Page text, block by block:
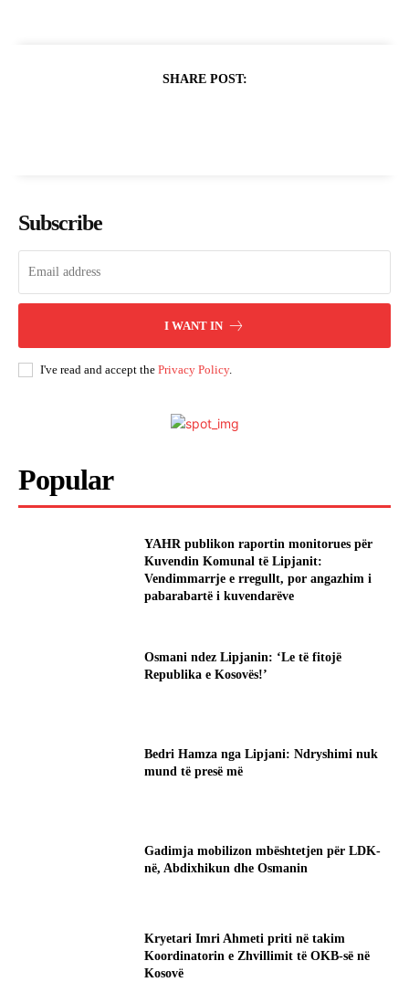
SHARE POST:
Subscribe
I WANT IN
I've read and accept the Privacy Policy.
Popular
YAHR publikon raportin monitorues për
Kuvendin Komunal të Lipjanit:
Vendimmarrje e rregullt, por angazhim i
pabarabartë i kuvendarëve
Osmani ndez Lipjanin: ‘Le të fitojë
Republika e Kosovës!’
Bedri Hamza nga Lipjani: Ndryshimi nuk
mund të presë më
Gadimja mobilizon mbështetjen për LDK-
në, Abdixhikun dhe Osmanin
Kryetari Imri Ahmeti priti në takim
Koordinatorin e Zhvillimit të OKB-së në
Kosovë